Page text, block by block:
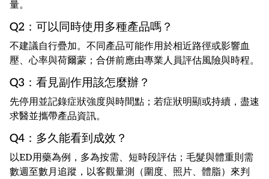
量。
Q2：可以同時使用多種產品嗎？
不建議自行疊加。不同產品可能作用於相近路徑或影響血
壓、心率與荷爾蒙；合併前應由專業人員評估風險與時程。
Q3：看見副作用該怎麼辦？
先停用並記錄症狀強度與時間點；若症狀明顯或持續，盡速
求醫並攜帶產品資訊。
Q4：多久能看到成效？
以ED用藥為例，多為按需、短時段評估；毛髮與體重則需
數週至數月追蹤，以客觀量測（圍度、照片、體脂）來判